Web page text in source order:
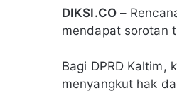
DIKSI.CO–
mendapat sorotan
Bagi DPRD Kaltim,
menyangkut hak